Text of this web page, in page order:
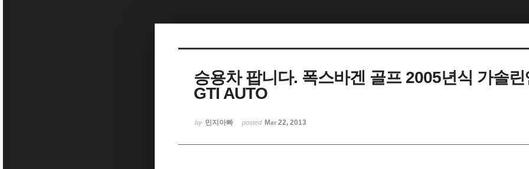
승용차 팝니다. 폭스바겐 골프 2005년식 가솔
GTI AUTO
by 민지아빠 posted May 22, 2013
Sketchbook5, 스케치북5
Sketchbook5, 스케치북5